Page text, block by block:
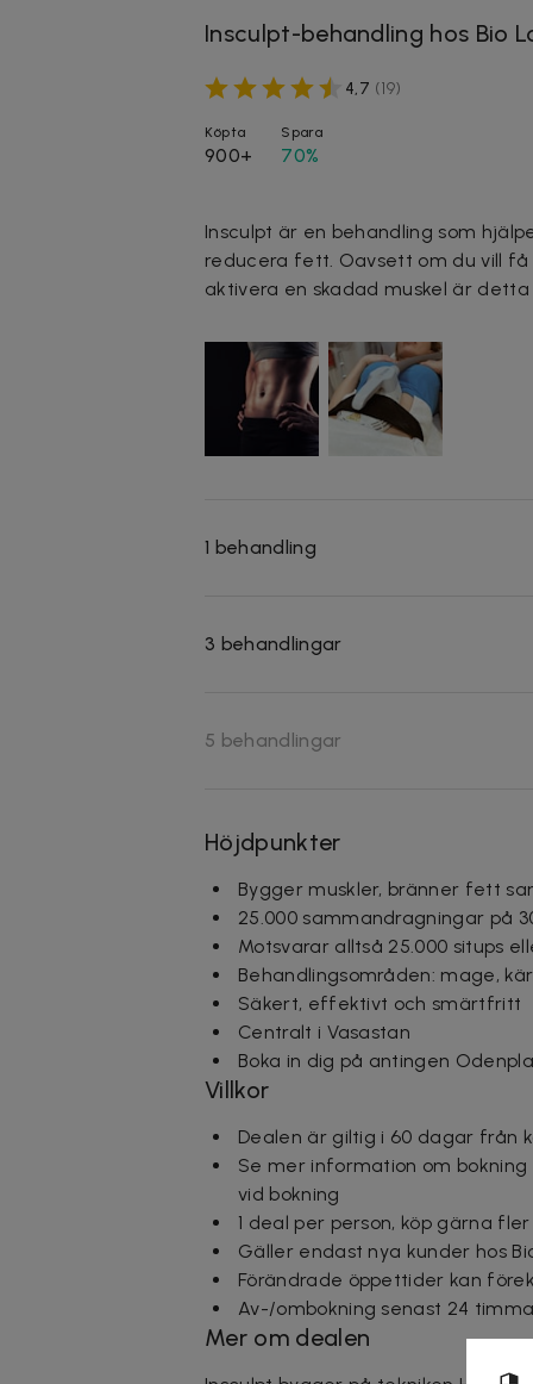
Insculpt-behandling hos Bio
4,7 (19)
Köpta
900+
Spara
70%
Insculpt är en behandling som
reducera fett. Oavsett om du vill
aktivera en skadad muskel är
1 behandling
3 behandlingar
5 behandlingar
Höjdpunkter
Bygger muskler, bränner fett
25.000 sammandragningar på
Motsvarar alltså 25.000 situps
Behandlingsområden: mage,
Säkert, effektivt och smärtfritt
Centralt i Vasastan
Boka in dig på antingen
Villkor
Dealen är giltig i 60 dagar från
Se mer information om
vid bokning
1 deal per person, köp gärna
Gäller endast nya kunder hos
Förändrade öppettider kan
Av-/ombokning senast 24
Mer om dealen